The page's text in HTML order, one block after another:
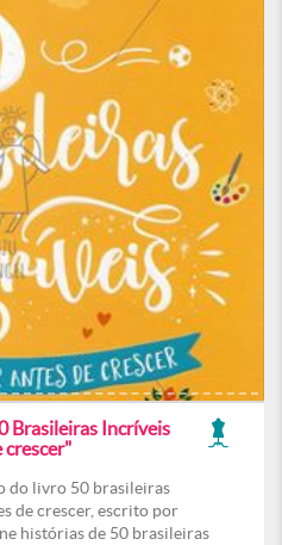
Brasileiras Incríveis
crescer"
do livro 50 brasileiras
de crescer, escrito por
histórias de 50 brasileiras